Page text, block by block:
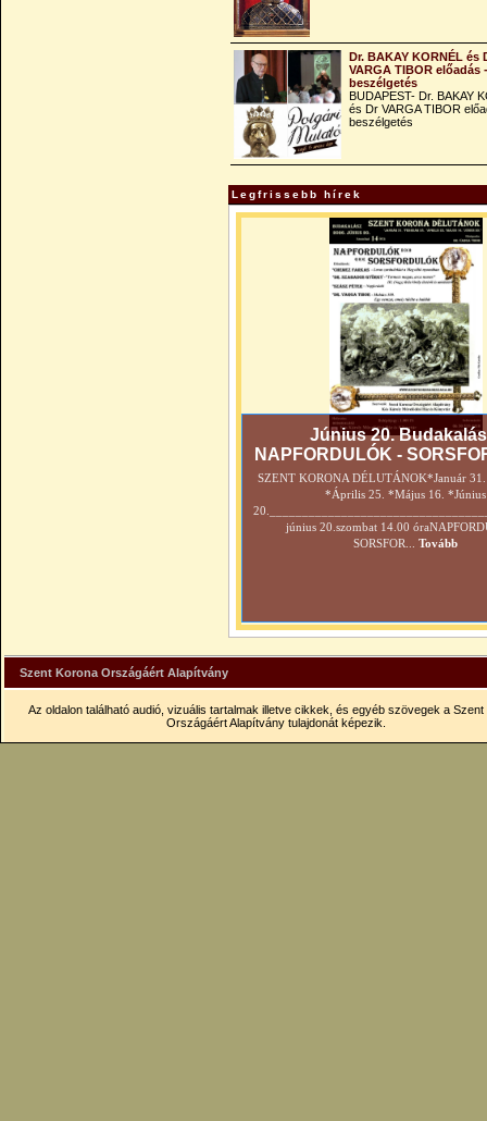
Dr. BAKAY KORNÉL és
VARGA TIBOR előadás -
beszélgetés
BUDAPEST- Dr. BAKAY
és Dr VARGA TIBOR
beszélgetés
Legfrissebb hírek
Június 20.
NAPFORDULÓK -
SZENT KORONA DÉLUTÁNOK*Január
*Április 25. *Május 16. *Június
június 20.szombat 14.00
SORSFOR...
Tovább
Szent Korona Országáért Alapítvány
Az oldalon található audió, vizuális tartalmak illetve cikkek, és egyéb szövegek a Szent
Országáért Alapítvány tulajdonát képezik.